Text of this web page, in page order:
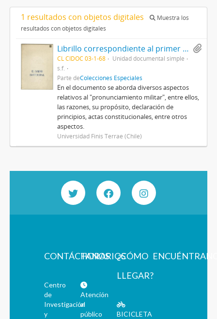
1 resultados con objetos digitales
Muestra los
resultados con objetos digitales
Librillo correspondiente al primer capítulo del libro Memoria de Gobierno 1973-1990, titulado El camino institucional, por Augusto Pinochet Ugarte
CL CIDOC 03-1-68
Unidad documental simple
s.f.
Parte deColecciones Especiales
En el documento se aborda diversos aspectos
relativos al "pronunciamiento militar", entre ellos,
las razones, su propósito, declaración de
principios, actas constitucionales, entre otros
aspectos.
Universidad Finis Terrae (Chile)
CONTÁCTANOS
Centro
de
Investigación
y
HORARIOS
Atención
al
público
¿CÓMO
LLEGAR?
BICICLETA